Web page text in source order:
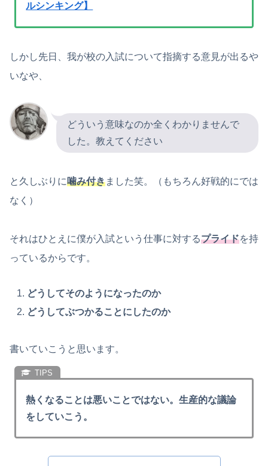
ルシンキング】
しかし先日、我が校の入試について指摘する意見が出るや
いなや、
どういう意味なのか全くわかりませんで
した。教えてください
と久しぶりに噛み付きました笑。（もちろん好戦的にでは
なく）
それはひとえに僕が入試という仕事に対するプライドを持
っているからです。
どうしてそのようになったのか
どうしてぶつかることにしたのか
書いていこうと思います。
熱くなることは悪いことではない。生産的な議論
をしていこう。